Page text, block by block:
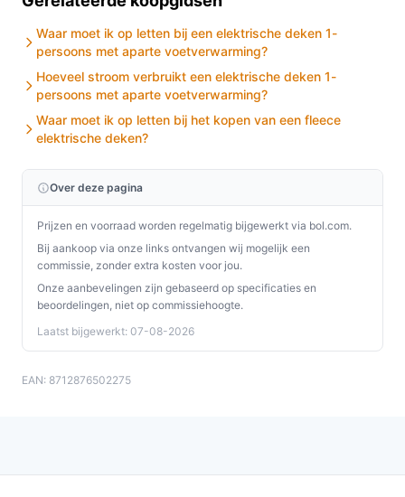
Met goed onderhoud en regelmatig gebruik kan de
Tomado TEB1505W jarenlang meegaan. De kwaliteit van
de materialen garandeert een lange levensduur.
Is dit geschikt voor gebruik in een ziekenhuisbed?
Ja, deze deken kan ook gebruikt worden in een
ziekenhuisbed, mits de gebruiksaanwijzingen worden
gevolgd en rekening wordt gehouden met de
veiligheidsrichtlijnen.
Wat zijn de belangrijkste verschillen met andere
merken elektrische dekens?
De Tomado TEB1505W onderscheidt zich door zijn
unieke veiligheidskenmerken, gebruiksgemak en de
mogelijkheid om eenvoudig gewassen te worden, wat
niet bij alle merken het geval is.
Conclusie
Waar moet ik op letten bij een elektrische deken 1-
persoons met aparte voetverwarming?
Hoeveel stroom verbruikt een elektrische deken 1-
persoons met aparte voetverwarming?
Waar moet ik op letten bij het kopen van een fleece
elektrische deken?
Over deze pagina
Prijzen en voorraad worden regelmatig bijgewerkt via bol.com.
Bij aankoop via onze links ontvangen wij mogelijk een
commissie, zonder extra kosten voor jou.
Onze aanbevelingen zijn gebaseerd op specificaties en
beoordelingen, niet op commissiehoogte.
Laatst bijgewerkt: 07-08-2026
EAN: 8712876502275